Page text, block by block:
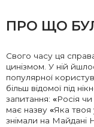
ПРО ЩО
Свого часу ця
цинізмом. У ній
популярної
більш відомої під
запитання: «Росія
має назву «Яка твоя
знімали на Майдані